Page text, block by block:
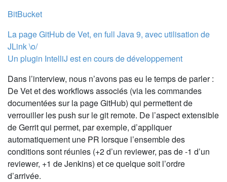
BitBucket
La page GitHub de Vet, en full Java 9, avec utilisation de
JLink \o/
Un plugin IntelliJ est en cours de développement
Dans l’interview, nous n’avons pas eu le temps de parler :
De Vet et des workflows associés (via les commandes
documentées sur la page GitHub) qui permettent de
verrouiller les push sur le git remote. De l’aspect extensible
de Gerrit qui permet, par exemple, d’appliquer
automatiquement une PR lorsque l’ensemble des
conditions sont réunies (+2 d’un reviewer, pas de -1 d’un
reviewer, +1 de Jenkins) et ce quelque soit l’ordre
d’arrivée.